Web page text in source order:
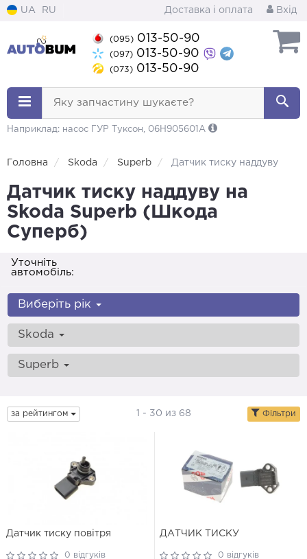
UA RU Доставка і оплата Вхід
(095) 013-50-90
(097) 013-50-90
(073) 013-50-90
Яку запчастину шукаєте?
Наприклад: насос ГУР Туксон, 06H905601A
Головна Skoda Superb Датчик тиску наддуву
Датчик тиску наддуву на
Skoda Superb (Шкода
Суперб)
Уточніть
автомобіль:
Виберіть рік
Skoda
Superb
за рейтингом 1 - 30 из 68 Фільтри
Датчик тиску повітря
0 відгуків
ДАТЧИК ТИСКУ
0 відгуків